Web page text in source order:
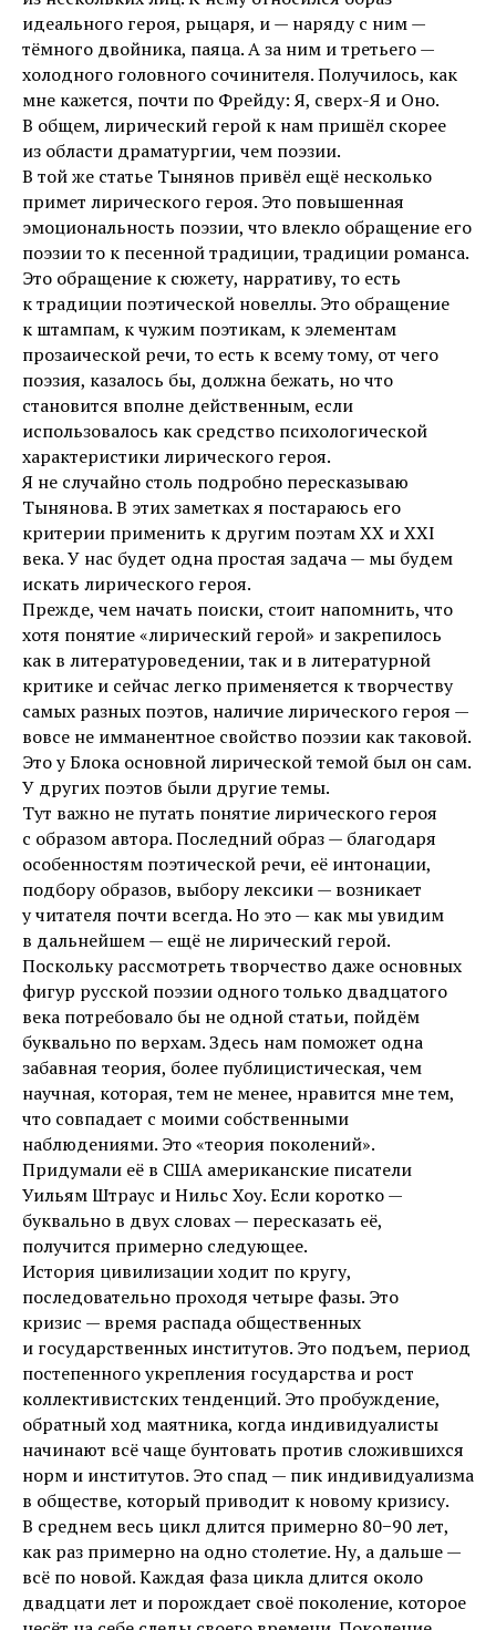
идеального героя, рыцаря, и — наряду с ним —
тёмного двойника, паяца. А за ним и третьего —
холодного головного сочинителя. Получилось, как
мне кажется, почти по Фрейду: Я, сверх-Я и Оно.
В общем, лирический герой к нам пришёл скорее
из области драматургии, чем поэзии.
В той же статье Тынянов привёл ещё несколько
примет лирического героя. Это повышенная
эмоциональность поэзии, что влекло обращение его
поэзии то к песенной традиции, традиции романса.
Это обращение к сюжету, нарративу, то есть
к традиции поэтической новеллы. Это обращение
к штампам, к чужим поэтикам, к элементам
прозаической речи, то есть к всему тому, от чего
поэзия, казалось бы, должна бежать, но что
становится вполне действенным, если
использовалось как средство психологической
характеристики лирического героя.
Я не случайно столь подробно пересказываю
Тынянова. В этих заметках я постараюсь его
критерии применить к другим поэтам XX и XXI
века. У нас будет одна простая задача — мы будем
искать лирического героя.
Прежде, чем начать поиски, стоит напомнить, что
хотя понятие «лирический герой» и закрепилось
как в литературоведении, так и в литературной
критике и сейчас легко применяется к творчеству
самых разных поэтов, наличие лирического героя —
вовсе не имманентное свойство поэзии как таковой.
Это у Блока основной лирической темой был он сам.
У других поэтов были другие темы.
Тут важно не путать понятие лирического героя
с образом автора. Последний образ — благодаря
особенностям поэтической речи, её интонации,
подбору образов, выбору лексики — возникает
у читателя почти всегда. Но это — как мы увидим
в дальнейшем — ещё не лирический герой.
Поскольку рассмотреть творчество даже основных
фигур русской поэзии одного только двадцатого
века потребовало бы не одной статьи, пойдём
буквально по верхам. Здесь нам поможет одна
забавная теория, более публицистическая, чем
научная, которая, тем не менее, нравится мне тем,
что совпадает с моими собственными
наблюдениями. Это «теория поколений».
Придумали её в США американские писатели
Уильям Штраус и Нильс Хоу. Если коротко —
буквально в двух словах — пересказать её,
получится примерно следующее.
История цивилизации ходит по кругу,
последовательно проходя четыре фазы. Это
кризис — время распада общественных
и государственных институтов. Это подъем, период
постепенного укрепления государства и рост
коллективистских тенденций. Это пробуждение,
обратный ход маятника, когда индивидуалисты
начинают всё чаще бунтовать против сложившихся
норм и институтов. Это спад — пик индивидуализма
в обществе, который приводит к новому кризису.
В среднем весь цикл длится примерно 80−90 лет,
как раз примерно на одно столетие. Ну, а дальше —
всё по новой. Каждая фаза цикла длится около
двадцати лет и порождает своё поколение, которое